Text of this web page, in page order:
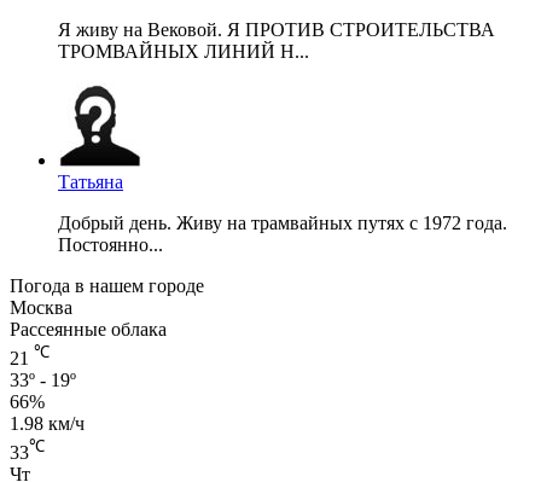
Я живу на Вековой. Я ПРОТИВ СТРОИТЕЛЬСТВА
ТРОМВАЙНЫХ ЛИНИЙ Н...
Татьяна
Добрый день. Живу на трамвайных путях с 1972 года.
Постоянно...
Погода в нашем городе
Москва
Рассеянные облака
21 ℃
33º - 19º
66%
1.98 км/ч
33℃
Чт